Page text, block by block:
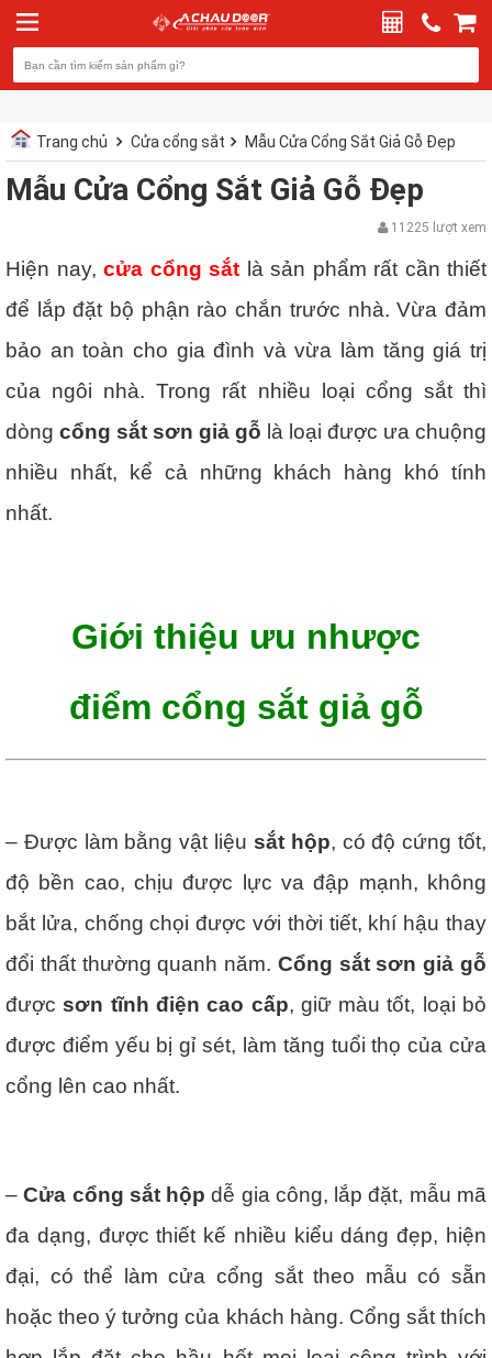
Trang chủ Cửa cổng sắt Mẫu Cửa Cổng Sắt Giả Gỗ Đẹp
Mẫu Cửa Cổng Sắt Giả Gỗ Đẹp
11225 lượt xem
Hiện nay, cửa cổng sắt là sản phẩm rất cần thiết
để lắp đặt bộ phận rào chắn trước nhà. Vừa đảm
bảo an toàn cho gia đình và vừa làm tăng giá trị
của ngôi nhà. Trong rất nhiều loại cổng sắt thì
dòng cổng sắt sơn giả gỗ là loại được ưa chuộng
nhiều nhất, kể cả những khách hàng khó tính
nhất.
Giới thiệu ưu nhược
điểm cổng sắt giả gỗ
– Được làm bằng vật liệu sắt hộp, có độ cứng tốt,
độ bền cao, chịu được lực va đập mạnh, không
bắt lửa, chống chọi được với thời tiết, khí hậu thay
đổi thất thường quanh năm. Cổng sắt sơn giả gỗ
đượcsơn tĩnh điện cao cấp, giữ màu tốt, loại bỏ
được điểm yếu bị gỉ sét, làm tăng tuổi thọ của cửa
cổng lên cao nhất.
–Cửa cổng sắt hộp dễ gia công, lắp đặt, mẫu mã
đa dạng, được thiết kế nhiều kiểu dáng đẹp, hiện
đại, có thể làm cửa cổng sắt theo mẫu có sẵn
hoặc theo ý tưởng của khách hàng. Cổng sắt thích